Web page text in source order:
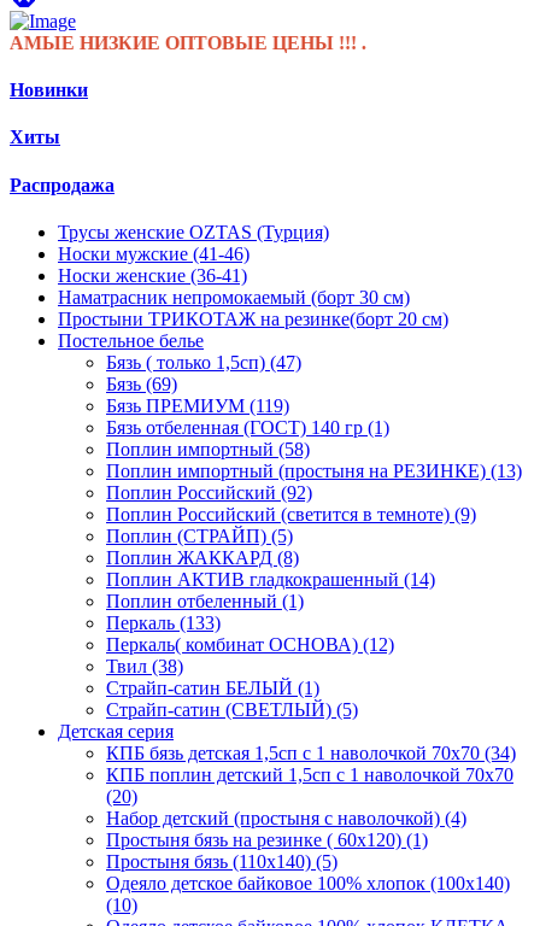
НИЗКИЕ ОПТОВЫЕ ЦЕНЫ !!! .
Новинки
Хиты
Распродажа
Трусы женские OZTAS (Турция)
Носки мужские (41-46)
Носки женские (36-41)
Наматрасник непромокаемый (борт 30 см)
Простыни ТРИКОТАЖ на резинке(борт 20 см)
Постельное белье
Бязь ( только 1,5сп) (47)
Бязь (69)
Бязь ПРЕМИУМ (119)
Бязь отбеленная (ГОСТ) 140 гр (1)
Поплин импортный (58)
Поплин импортный (простыня на РЕЗИНКЕ) (13)
Поплин Российский (92)
Поплин Российский (светится в темноте) (9)
Поплин (СТРАЙП) (5)
Поплин ЖАККАРД (8)
Поплин АКТИВ гладкокрашенный (14)
Поплин отбеленный (1)
Перкаль (133)
Перкаль( комбинат ОСНОВА) (12)
Твил (38)
Страйп-сатин БЕЛЫЙ (1)
Страйп-сатин (СВЕТЛЫЙ) (5)
Детская серия
КПБ бязь детская 1,5сп с 1 наволочкой 70х70 (34)
КПБ поплин детский 1,5сп с 1 наволочкой 70х70
(20)
Набор детский (простыня с наволочкой) (4)
Простыня бязь на резинке ( 60х120) (1)
Простыня бязь (110х140) (5)
Одеяло детское байковое 100% хлопок (100х140)
(10)